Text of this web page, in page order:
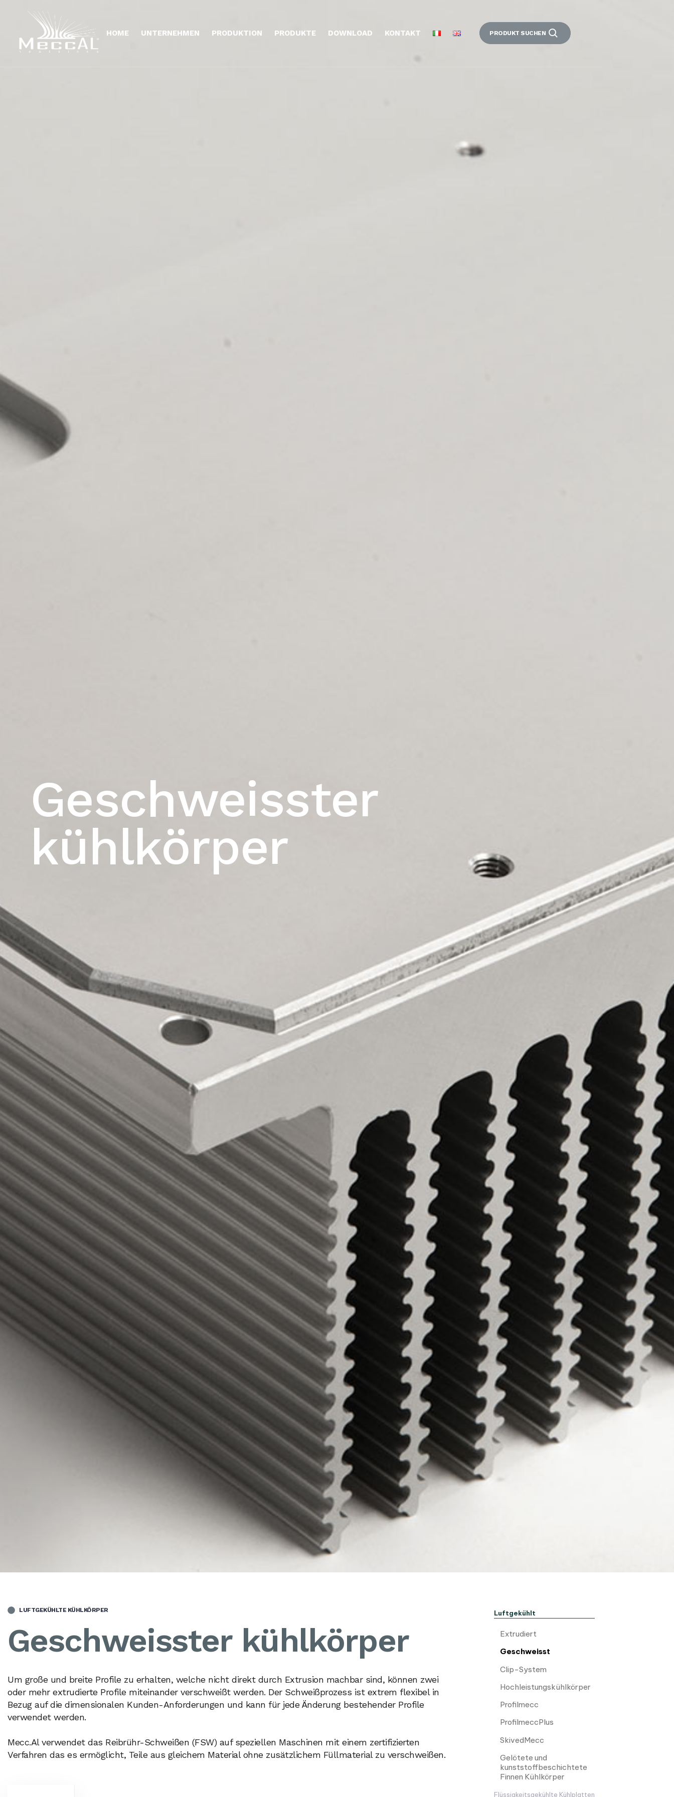
HOME UNTERNEHMEN PRODUKTION PRODUKTE DOWNLOAD KONTAKT PRODUKT SUCHEN
Geschweisster
kühlkörper
LUFTGEKÜHLTE KÜHLKÖRPER
Geschweisster kühlkörper
Um große und breite Profile zu erhalten, welche nicht direkt durch Extrusion machbar sind, können zwei
oder mehr extrudierte Profile miteinander verschweißt werden. Der Schweißprozess ist extrem flexibel in
Bezug auf die dimensionalen Kunden-Anforderungen und kann für jede Änderung bestehender Profile
verwendet werden.
Mecc.Al verwendet das Reibrühr-Schweißen (FSW) auf speziellen Maschinen mit einem zertifizierten
Verfahren das es ermöglicht, Teile aus gleichem Material ohne zusätzlichem Füllmaterial zu verschweißen.
Luftgekühlt
Extrudiert
Geschweisst
Clip-System
Hochleistungskühlkörper
Profilmecc
ProfilmeccPlus
SkivedMecc
Gelötete und
kunststoffbeschichtete
Finnen Kühlkörper
Flüssigkeitsgekühlte Kühlplatten